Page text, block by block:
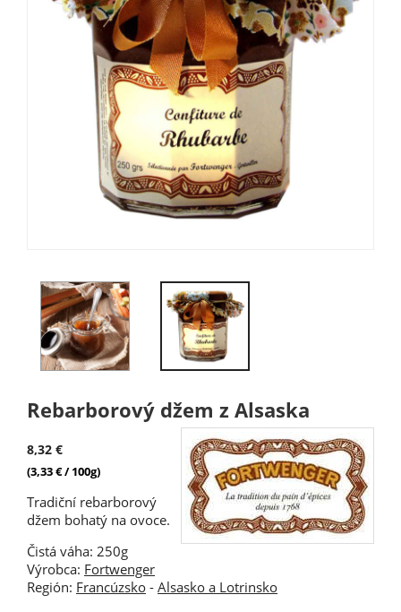
Rebarborový džem z Alsaska
8,32 €
(3,33 € / 100g)
Tradiční rebarborový
džem bohatý na ovoce.
Čistá váha: 250g
Výrobca: Fortwenger
Región: Francúzsko - Alsasko a Lotrinsko